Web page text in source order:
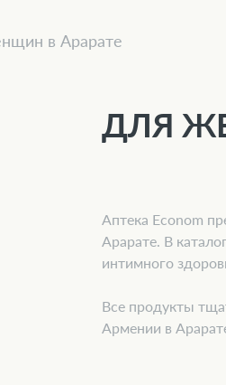
в Арарате
ДЛЯ
Аптека Econom
Арарате. В
интимного
Все продукты
Армении в